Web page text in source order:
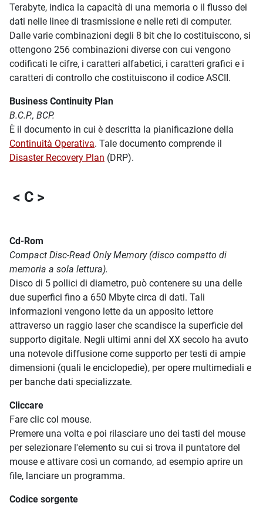
Terabyte, indica la capacità di una memoria o il flusso dei
dati nelle linee di trasmissione e nelle reti di computer.
Dalle varie combinazioni degli 8 bit che lo costituiscono, si
ottengono 256 combinazioni diverse con cui vengono
codificati le cifre, i caratteri alfabetici, i caratteri grafici e i
caratteri di controllo che costituiscono il codice ASCII.
Business Continuity Plan
B.C.P., BCP.
È il documento in cui è descritta la pianificazione della
Continuità Operativa. Tale documento comprende il
Disaster Recovery Plan (DRP).
< C >
Cd-Rom
Compact Disc-Read Only Memory (disco compatto di
memoria a sola lettura).
Disco di 5 pollici di diametro, può contenere su una delle
due superfici fino a 650 Mbyte circa di dati. Tali
informazioni vengono lette da un apposito lettore
attraverso un raggio laser che scandisce la superficie del
supporto digitale. Negli ultimi anni del XX secolo ha avuto
una notevole diffusione come supporto per testi di ampie
dimensioni (quali le enciclopedie), per opere multimediali e
per banche dati specializzate.
Cliccare
Fare clic col mouse.
Premere una volta e poi rilasciare uno dei tasti del mouse
per selezionare l'elemento su cui si trova il puntatore del
mouse e attivare così un comando, ad esempio aprire un
file, lanciare un programma.
Codice sorgente